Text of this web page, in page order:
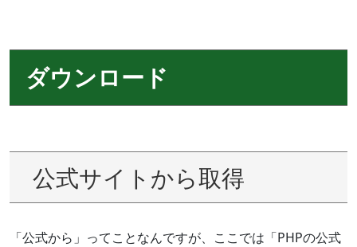
ダウンロード
公式サイトから取得
「公式から」ってことなんですが、ここでは「PHPの公式